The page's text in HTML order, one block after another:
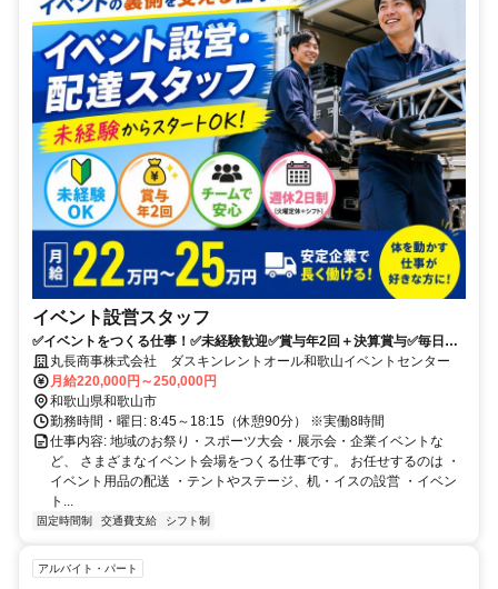
イベント設営スタッフ
✅イベントをつくる仕事！✅未経験歓迎✅賞与年2回＋決算賞与✅毎日違
う現場で飽きない！
丸長商事株式会社 ダスキンレントオール和歌山イベントセンター
月給220,000円～250,000円
和歌山県和歌山市
勤務時間・曜日: 8:45～18:15（休憩90分） ※実働8時間
仕事内容: 地域のお祭り・スポーツ大会・展示会・企業イベントな
ど、 さまざまなイベント会場をつくる仕事です。 お任せするのは ・
イベント用品の配送 ・テントやステージ、机・イスの設営 ・イベン
ト...
固定時間制 交通費支給 シフト制
アルバイト・パート